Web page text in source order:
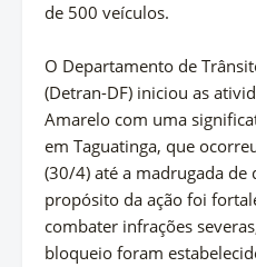
de 500 veículos.
O Departamento de
(Detran-DF) iniciou as
Amarelo com uma
em Taguatinga, que
(30/4) até a madrugada de
propósito da ação foi
combater infrações
bloqueio foram